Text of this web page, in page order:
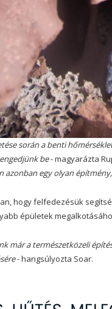
során a benti
be- magyarázta
azonban egy olyan
hogy felfedezésük
épületek
már a természetközeli
- hangsúlyozta Soar.